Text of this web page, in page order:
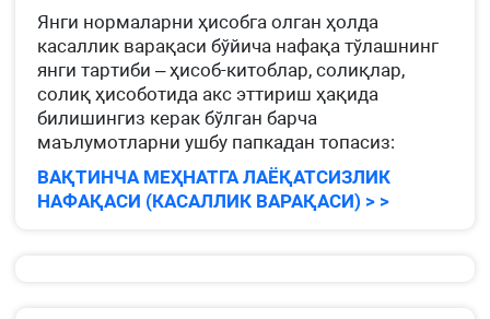
Янги нормаларни ҳисобга олган ҳолда
касаллик варақаси бўйича нафақа тўлашнинг
янги тартиби – ҳисоб-китоблар, солиқлар,
солиқ ҳисоботида акс эттириш ҳақида
билишингиз керак бўлган барча
маълумотларни ушбу папкадан топасиз:
ВАҚТИНЧА МЕҲНАТГА ЛАЁҚАТСИЗЛИК
НАФАҚАСИ (КАСАЛЛИК ВАРАҚАСИ) > >